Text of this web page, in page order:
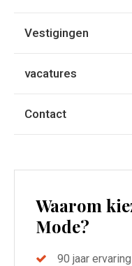
Vestigingen
vacatures
Contact
Waarom
Mode?
90 jaar ervaring